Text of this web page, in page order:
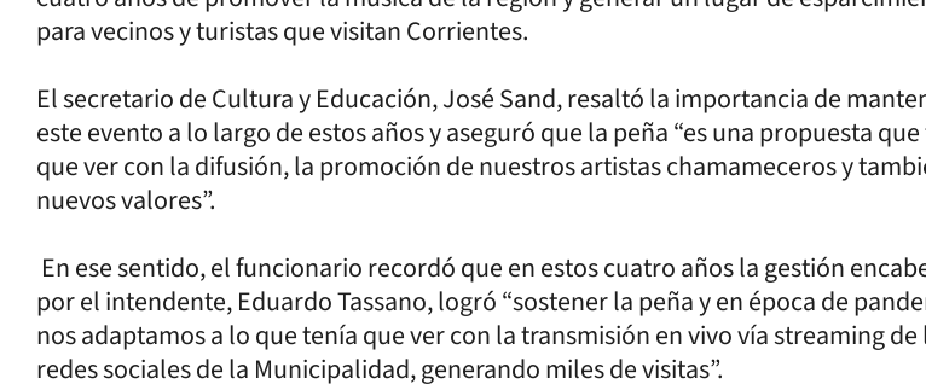
para vecinos y turistas que visitan Corrientes.
El secretario de Cultura y Educación, José Sand, resaltó la importancia de
este evento a lo largo de estos años y aseguró que la peña “es una propuesta
que ver con la difusión, la promoción de nuestros artistas chamameceros y
nuevos valores”.
En ese sentido, el funcionario recordó que en estos cuatro años la gestión
por el intendente, Eduardo Tassano, logró “sostener la peña y en época de
nos adaptamos a lo que tenía que ver con la transmisión en vivo vía streaming de
redes sociales de la Municipalidad, generando miles de visitas”.